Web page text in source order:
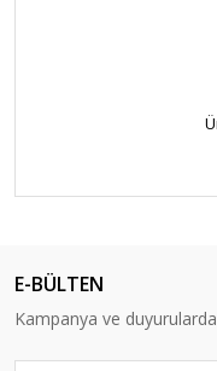
E-BÜLTEN
Kampanya ve